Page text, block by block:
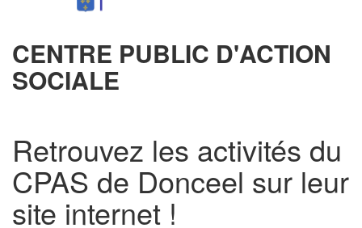
CENTRE PUBLIC D'ACTION
SOCIALE
Retrouvez les activités du
CPAS de Donceel sur leur
site internet !